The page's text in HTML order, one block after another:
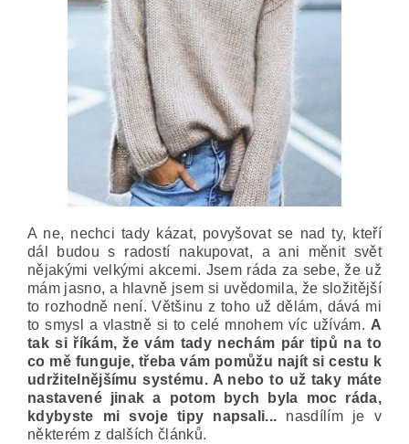
A ne, nechci tady kázat, povyšovat se nad ty, kteří
dál budou s radostí nakupovat, a ani měnit svět
nějakými velkými akcemi. Jsem ráda za sebe, že už
mám jasno, a hlavně jsem si uvědomila, že složitější
to rozhodně není. Většinu z toho už dělám, dává mi
to smysl a vlastně si to celé mnohem víc užívám. A
tak si říkám, že vám tady nechám pár tipů na to
co mě funguje, třeba vám pomůžu najít si cestu k
udržitelnějšímu systému. A nebo to už taky máte
nastavené jinak a potom bych byla moc ráda,
kdybyste mi svoje tipy napsali... nasdílím je v
některém z dalších článků.